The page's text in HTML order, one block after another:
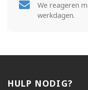
We reageren
werkdagen.
HULP NODIG?